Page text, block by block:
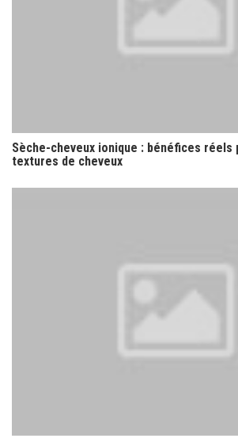
Sèche-cheveux ionique : bénéfices
textures de cheveux